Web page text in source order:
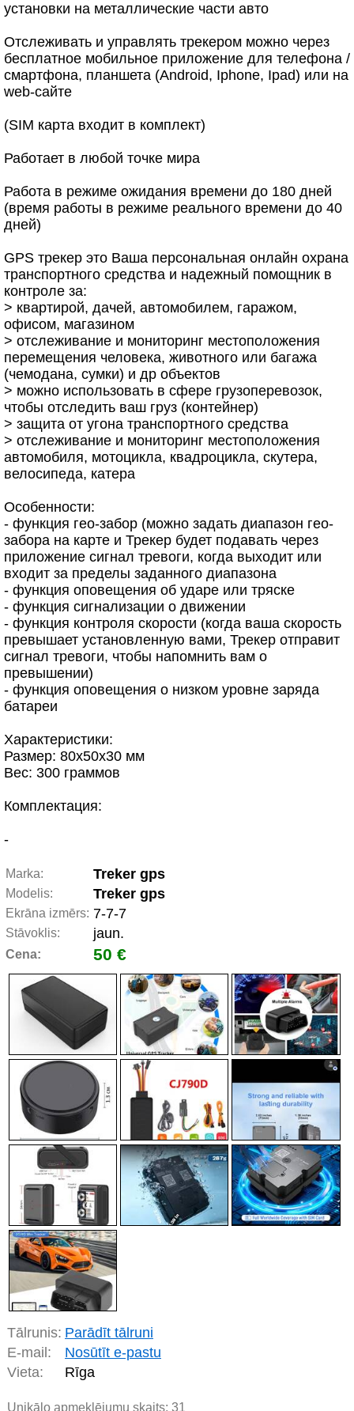
установки на металлические части авто
Отслеживать и управлять трекером можно через
бесплатное мобильное приложение для телефона /
смартфона, планшета (Android, Iphone, Ipad) или на
web-сайте
(SIM карта входит в комплект)
Работает в любой точке мира
Работа в режиме ожидания времени до 180 дней
(время работы в режиме реального времени до 40
дней)
GPS трекер это Ваша персональная онлайн охрана
транспортного средства и надежный помощник в
контроле за:
> квартирой, дачей, автомобилем, гаражом,
офисом, магазином
> отслеживание и мониторинг местоположения
перемещения человека, животного или багажа
(чемодана, сумки) и др объектов
> можно использовать в сфере грузоперевозок,
чтобы отследить ваш груз (контейнер)
> защита от угона транспортного средства
> отслеживание и мониторинг местоположения
автомобиля, мотоцикла, квадроцикла, скутера,
велосипеда, катера
Особенности:
- функция гео-забор (можно задать диапазон гео-
забора на карте и Трекер будет подавать через
приложение сигнал тревоги, когда выходит или
входит за пределы заданного диапазона
- функция оповещения об ударе или тряске
- функция сигнализации о движении
- функция контроля скорости (когда ваша скорость
превышает установленную вами, Трекер отправит
сигнал тревоги, чтобы напомнить вам о
превышении)
- функция оповещения о низком уровне заряда
батареи
Характеристики:
Размер: 80x50x30 мм
Вес: 300 граммов
Комплектация:
-
Marka: Treker gps
Modelis: Treker gps
Ekrāna izmērs: 7-7-7
Stāvoklis: jaun.
Cena: 50 €
Tālrunis: Parādīt tālruni
E-mail:
Nosūtīt e-pastu
Vieta:
Rīga
Unikālo apmeklējumu skaits: 31